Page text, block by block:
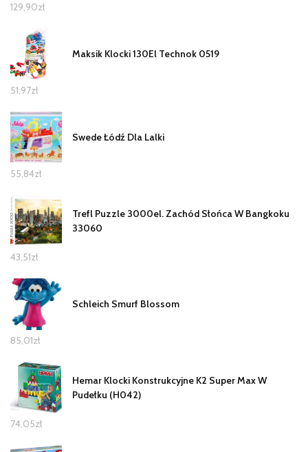
129,90zł
Maksik Klocki 130El Technok 0519
51,97zł
Swede Łódź Dla Lalki
55,84zł
Trefl Puzzle 3000el. Zachód Słońca W Bangkoku
33060
43,51zł
Schleich Smurf Blossom
85,01zł
Hemar Klocki Konstrukcyjne K2 Super Max W
Pudełku (H042)
74,05zł